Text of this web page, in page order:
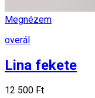
Megnézem
overál
Lina fekete
12 500 Ft